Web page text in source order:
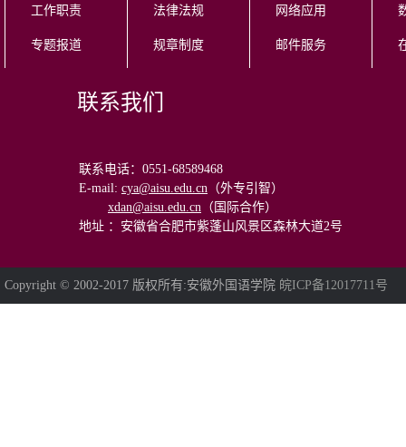
工作职责
专题报道
法律法规
规章制度
网络应用
邮件服务
联系我们
联系电话：0551-68589468
E-mail: cya@aisu.edu.cn （外专引智）
xdan@aisu.edu.cn （国际合作）
地址 ：安徽省合肥市紫蓬山风景区森林大道2号
Copyright © 2002-2017 版权所有:安徽外国语学院 皖ICP备12017711号